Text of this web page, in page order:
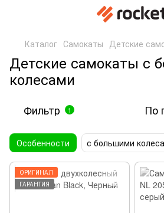
Каталог Самокаты Детские
Детские самокаты с
колесами
Фильтр 1 По
Особенности с большими
ОРИГИНАЛ
ГАРАНТИЯ